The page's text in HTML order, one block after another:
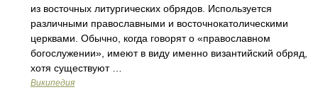
из восточных литургических обрядов. Используется
различными православными и восточнокатолическими
церквами. Обычно, когда говорят о «православном
богослужении», имеют в виду именно византийский обряд,
хотя существуют …
Википедия